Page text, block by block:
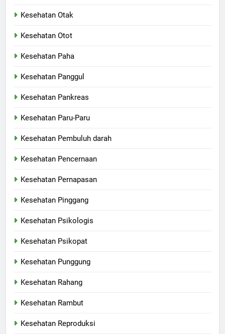
Kesehatan Otak
Kesehatan Otot
Kesehatan Paha
Kesehatan Panggul
Kesehatan Pankreas
Kesehatan Paru-Paru
Kesehatan Pembuluh darah
Kesehatan Pencernaan
Kesehatan Pernapasan
Kesehatan Pinggang
Kesehatan Psikologis
Kesehatan Psikopat
Kesehatan Punggung
Kesehatan Rahang
Kesehatan Rambut
Kesehatan Reproduksi